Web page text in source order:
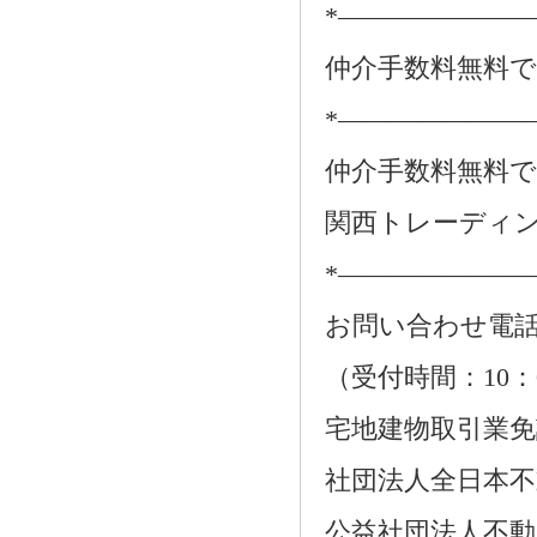
仲介手数料無料
仲介手数料無料
関西トレーディ
お問い合わせ電
（受付時間：10
宅地建物取引業
社団法人全日本